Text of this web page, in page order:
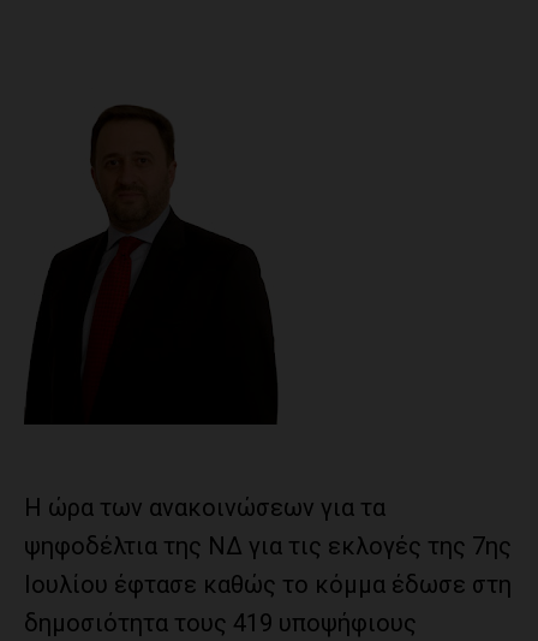
Η ώρα των ανακοινώσεων για τα
ψηφοδέλτια της ΝΔ για τις εκλογές της 7ης
Ιουλίου έφτασε καθώς το κόμμα έδωσε στη
δημοσιότητα τους 419 υποψήφιους